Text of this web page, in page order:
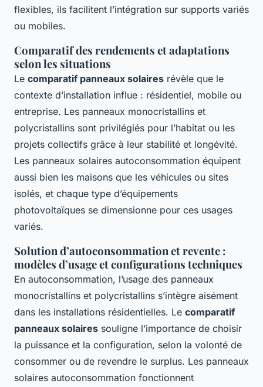
flexibles, ils facilitent l’intégration sur supports variés
ou mobiles.
Comparatif des rendements et adaptations
selon les situations
Le comparatif panneaux solaires révèle que le
contexte d’installation influe : résidentiel, mobile ou
entreprise. Les panneaux monocristallins et
polycristallins sont privilégiés pour l’habitat ou les
projets collectifs grâce à leur stabilité et longévité.
Les panneaux solaires autoconsommation équipent
aussi bien les maisons que les véhicules ou sites
isolés, et chaque type d’équipements
photovoltaïques se dimensionne pour ces usages
variés.
Solution d’autoconsommation et revente :
modèles d’usage et configurations techniques
En autoconsommation, l’usage des panneaux
monocristallins et polycristallins s’intègre aisément
dans les installations résidentielles. Le comparatif
panneaux solaires souligne l’importance de choisir
la puissance et la configuration, selon la volonté de
consommer ou de revendre le surplus. Les panneaux
solaires autoconsommation fonctionnent